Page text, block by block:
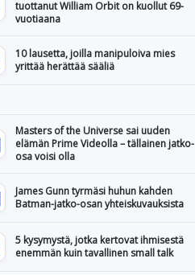
tuottanut William Orbit on kuollut 69-
vuotiaana
10 lausetta, joilla manipuloiva mies
yrittää herättää sääliä
Masters of the Universe sai uuden
elämän Prime Videolla – tällainen jatko-
osa voisi olla
James Gunn tyrmäsi huhun kahden
Batman-jatko-osan yhteiskuvauksista
5 kysymystä, jotka kertovat ihmisestä
enemmän kuin tavallinen small talk